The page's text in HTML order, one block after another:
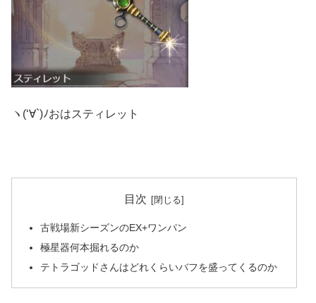
ヽ(‘∀`)ﾉおはスティレット
目次
古戦場新シーズンのEX+ワンパン
極星器何本掘れるのか
テトラゴッドさんはどれくらいバフを盛ってくるのか